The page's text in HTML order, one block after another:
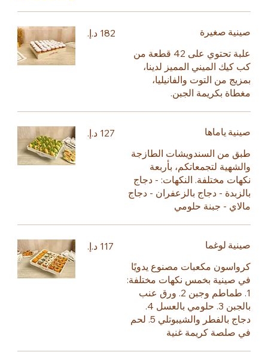
صينية صغيرة
علبة تحتوي على 42 قطعة من
كب كيك الميني المميز لدينا،
بمزيج من التوت والفانيليا،
مغطاة بكريمة الجبن.
صينية ياماها
طبق من السندويشات الطازجة
والشهية لتجمعاتكم، بأربعة
نكهات مختلفة. النكهات: - دجاج
بالزبدة - دجاج بالزعفران - دجاج
مالاي - جبنة حلومي
صينية لوغما
كرواسون مكعبات مصنوع يدويًا
في صينية بخمس نكهات مختلفة:
1. طماطم وجبن 2. ورق عنب
بالجبن 3. حلومي بالعسل 4.
دجاج بالفطر والشيبوتلي 5. لحم
في صلصة كريمة غنية